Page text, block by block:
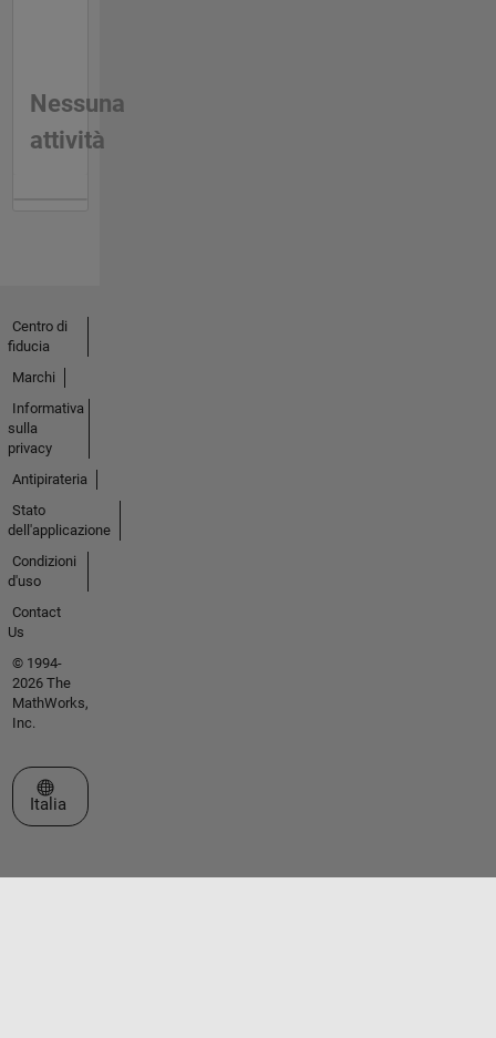
Nessuna
attività
Centro di
fiducia
Marchi
Informativa
sulla
privacy
Antipirateria
Stato
dell'applicazione
Condizioni
d'uso
Contact
Us
© 1994-
2026 The
MathWorks,
Inc.
Seleziona un sito web
Italia